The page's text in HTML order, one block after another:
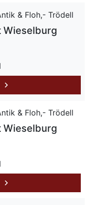
& Floh,- Trödell
Wieselburg
& Floh,- Trödell
Wieselburg